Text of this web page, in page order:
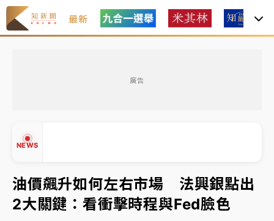
最新
廣告
NEWS
中信慈善基金會想增加董事人數！辜仲諒向法院聲請遭
駁 理由曝光
故宮《龍藏經》特展第2檔！今線上預約開賣一度塞車
周六起展出延長至晚上7時
台東農業處長涉圖利渡假村！東檢抗告成功 今重開羈
油價飆升如何左右市場 法興銀點出
2大關鍵：看衝擊時程與Fed臉色